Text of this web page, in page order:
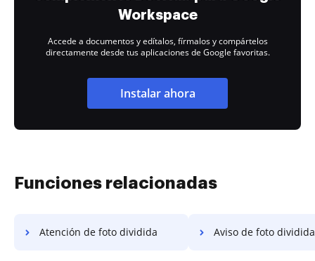
Workspace
Accede a documentos y edítalos, fírmalos y compártelos
directamente desde tus aplicaciones de Google favoritas.
Instalar ahora
Funciones relacionadas
Atención de foto dividida Aviso de foto dividida